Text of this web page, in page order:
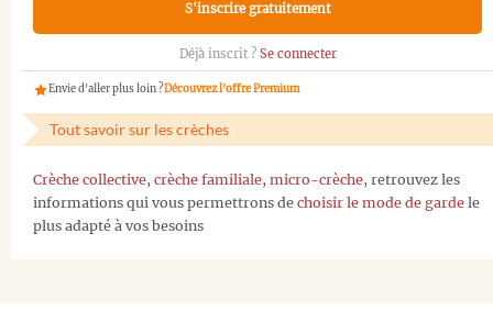
S'inscrire gratuitement
Déjà inscrit ? Se connecter
Envie d'aller plus loin ?Découvrez l'offre Premium
Tout savoir sur les crèches
Crèche collective, crèche familiale, micro-crèche, retrouvez les
informations qui vous permettrons de choisir le mode de garde le
plus adapté à vos besoins